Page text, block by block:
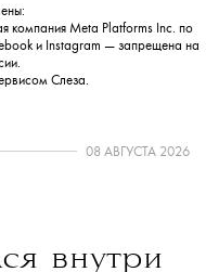
компания Meta Platforms Inc. по
и Instagram — запрещена на
Слеза.
08 АВГУСТА 2026
внутри